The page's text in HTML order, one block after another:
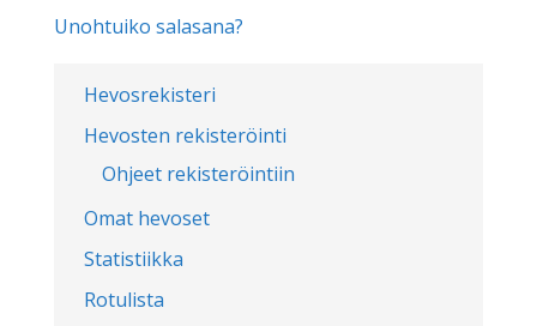
Hevosrekisteri
Hevosten rekisteröinti
Ohjeet rekisteröintiin
Omat hevoset
Statistiikka
Rotulista
Unohtuiko salasana?